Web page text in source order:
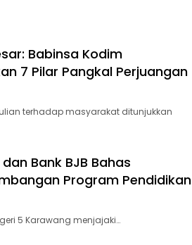
Babinsa Kodim
7 Pilar Pangkal Perjuangan
terhadap masyarakat ditunjukkan
Bank BJB Bahas
Program Pendidikan
5 Karawang menjajaki…